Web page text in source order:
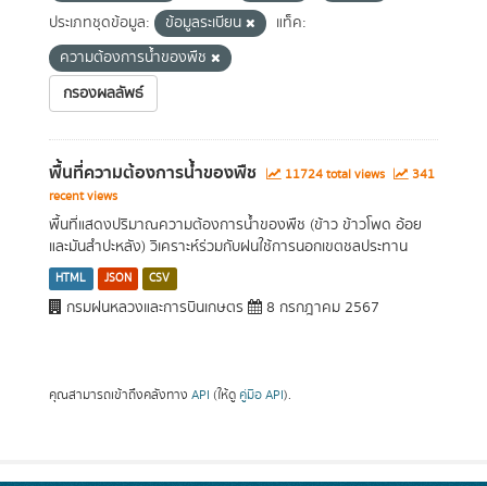
ประเภทชุดข้อมูล:
ข้อมูลระเบียน
แท็ค:
ความต้องการน้ำของพืช
กรองผลลัพธ์
พื้นที่ความต้องการน้ำของพืช 11724 total views
341
recent views
พื้นที่แสดงปริมาณความต้องการน้ำของพืช (ข้าว ข้าวโพด อ้อย
และมันสำปะหลัง) วิเคราะห์ร่วมกับฝนใช้การนอกเขตชลประทาน
HTML JSON CSV
กรมฝนหลวงและการบินเกษตร 8 กรกฎาคม 2567
คุณสามารถเข้าถึงคลังทาง API (ให้ดู คู่มือ API).